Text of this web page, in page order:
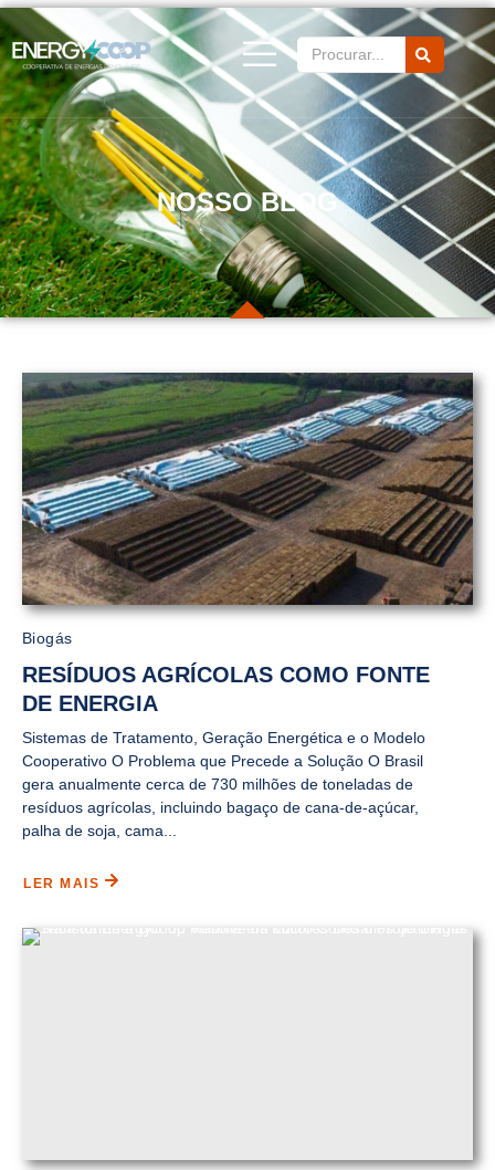
NOSSO BLOG
Biogás
RESÍDUOS AGRÍCOLAS COMO FONTE
DE ENERGIA
Sistemas de Tratamento, Geração Energética e o Modelo
Cooperativo O Problema que Precede a Solução O Brasil
gera anualmente cerca de 730 milhões de toneladas de
resíduos agrícolas, incluindo bagaço de cana-de-açúcar,
palha de soja, cama...
LER MAIS